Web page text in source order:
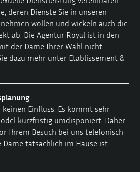
deren Dienste Sie in unseren
wollen und wickeln auch die
ab. Die Agentur Royal ist in den
der Dame Ihrer Wahl nicht
dazu mehr unter Etablissement &
Einfluss. Es kommt sehr
kurzfristig umdisponiert. Daher
Ihrem Besuch bei uns telefonisch
Dame tatsächlich im Hause ist.